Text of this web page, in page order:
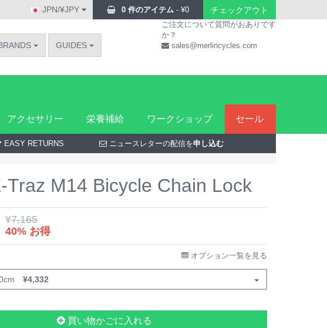
0 件のアイテム - ¥0 チェックアウト
JPN/¥JPY
GUIDES
ご注文について質問がおありです
か？
sales@merlincycles.com
アクセサリー 栄養補給 ワークショップ セール
EASY RETURNS ニュースレターの配信を申し込む
Traz M14 Bicycle Chain Lock
¥7,165
40% お得
オプション一覧を見る
¥4,332
買い物かごに入れる